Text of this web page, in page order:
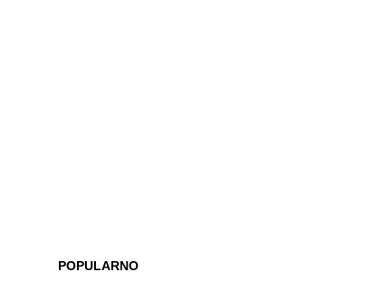
POPULARNO